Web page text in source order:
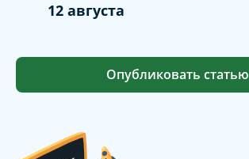
12 августа
Опубликовать статью